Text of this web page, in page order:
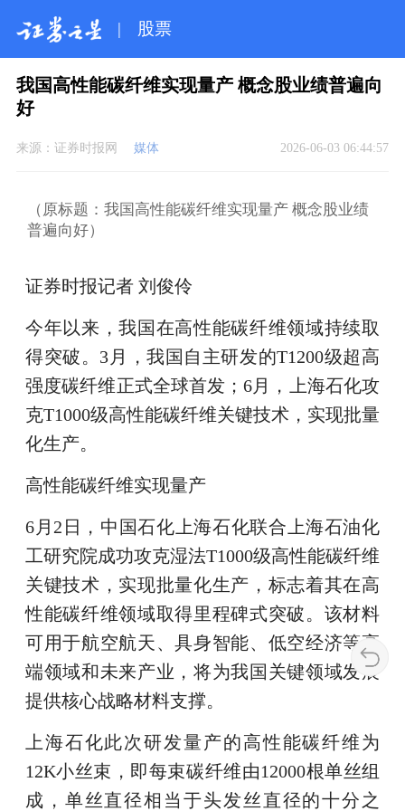
| 股票
我国高性能碳纤维实现量产 概念股业绩普遍向
好
来源： 证券时报网 媒体 2026-06-03 06:44:57
（原标题：我国高性能碳纤维实现量产 概念股业绩
普遍向好）
证券时报记者 刘俊伶
今年以来，我国在高性能碳纤维领域持续取
得突破。3月，我国自主研发的T1200级超高
强度碳纤维正式全球首发；6月，上海石化攻
克T1000级高性能碳纤维关键技术，实现批量
化生产。
高性能碳纤维实现量产
6月2日，中国石化上海石化联合上海石油化
工研究院成功攻克湿法T1000级高性能碳纤维
关键技术，实现批量化生产，标志着其在高
性能碳纤维领域取得里程碑式突破。该材料
可用于航空航天、具身智能、低空经济等高
端领域和未来产业，将为我国关键领域发展
提供核心战略材料支撑。
上海石化此次研发量产的高性能碳纤维为
12K小丝束，即每束碳纤维由12000根单丝组
成，单丝直径相当于头发丝直径的十分之